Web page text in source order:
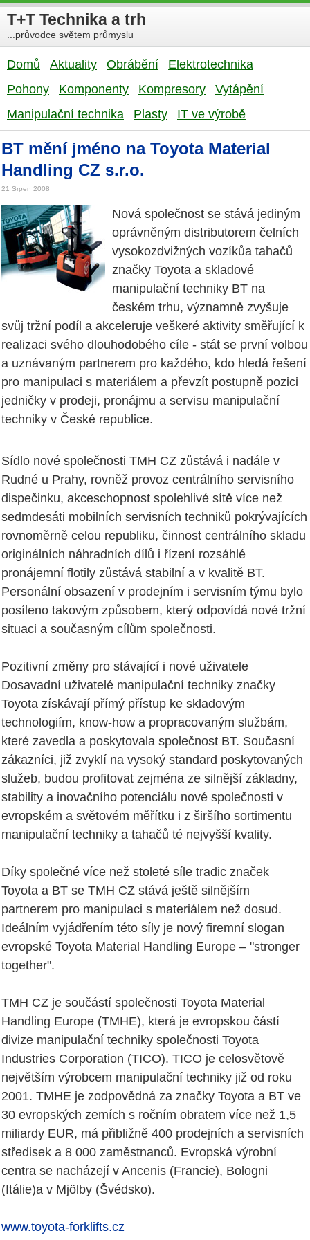
T+T Technika a trh
...průvodce světem průmyslu
Domů Aktuality Obrábění
Elektrotechnika
Pohony
Komponenty Kompresory
Vytápění
Manipulační technika
Plasty IT ve výrobě
BT mění jméno na Toyota Material
Handling CZ s.r.o.
21 Srpen 2008
Nová společnost se stává jediným
oprávněným distributorem čelních
vysokozdvižných vozíkůa tahačů
značky Toyota a skladové
manipulační techniky BT na
českém trhu, významně zvyšuje
svůj tržní podíl a akceleruje veškeré aktivity směřující k
realizaci svého dlouhodobého cíle - stát se první volbou
a uznávaným partnerem pro každého, kdo hledá řešení
pro manipulaci s materiálem a převzít postupně pozici
jedničky v prodeji, pronájmu a servisu manipulační
techniky v České republice.
Sídlo nové společnosti TMH CZ zůstává i nadále v
Rudné u Prahy, rovněž provoz centrálního servisního
dispečinku, akceschopnost spolehlivé sítě více než
sedmdesáti mobilních servisních techniků pokrývajících
rovnoměrně celou republiku, činnost centrálního skladu
originálních náhradních dílů i řízení rozsáhlé
pronájemní flotily zůstává stabilní a v kvalitě BT.
Personální obsazení v prodejním i servisním týmu bylo
posíleno takovým způsobem, který odpovídá nové tržní
situaci a současným cílům společnosti.
Pozitivní změny pro stávající i nové uživatele
Dosavadní uživatelé manipulační techniky značky
Toyota získávají přímý přístup ke skladovým
technologiím, know-how a propracovaným službám,
které zavedla a poskytovala společnost BT. Současní
zákazníci, již zvyklí na vysoký standard poskytovaných
služeb, budou profitovat zejména ze silnější základny,
stability a inovačního potenciálu nové společnosti v
evropském a světovém měřítku i z širšího sortimentu
manipulační techniky a tahačů té nejvyšší kvality.
Díky společné více než stoleté síle tradic značek
Toyota a BT se TMH CZ stává ještě silnějším
partnerem pro manipulaci s materiálem než dosud.
Ideálním vyjádřením této síly je nový firemní slogan
evropské Toyota Material Handling Europe – "stronger
together".
TMH CZ je součástí společnosti Toyota Material
Handling Europe (TMHE), která je evropskou částí
divize manipulační techniky společnosti Toyota
Industries Corporation (TICO). TICO je celosvětově
největším výrobcem manipulační techniky již od roku
2001. TMHE je zodpovědná za značky Toyota a BT ve
30 evropských zemích s ročním obratem více než 1,5
miliardy EUR, má přibližně 400 prodejních a servisních
středisek a 8 000 zaměstnanců. Evropská výrobní
centra se nacházejí v Ancenis (Francie), Bologni
(Itálie)a v Mjölby (Švédsko).
www.toyota-forklifts.cz